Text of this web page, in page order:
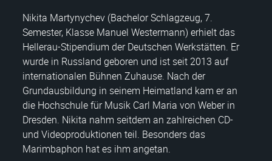
Nikita Martynychev (Bachelor Schlagzeug, 7.
Semester, Klasse Manuel Westermann) erhielt das
Hellerau-Stipendium der Deutschen Werkstätten. Er
wurde in Russland geboren und ist seit 2013 auf
internationalen Bühnen Zuhause. Nach der
Grundausbildung in seinem Heimatland kam er an
die Hochschule für Musik Carl Maria von Weber in
Dresden. Nikita nahm seitdem an zahlreichen CD-
und Videoproduktionen teil. Besonders das
Marimbaphon hat es ihm angetan.